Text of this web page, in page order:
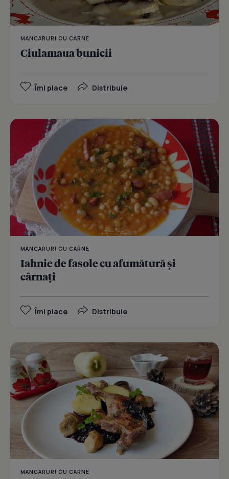
MANCARURI CU CARNE
Ciulamaua bunicii
Îmi place Distribuie
MANCARURI CU CARNE
Iahnie de fasole cu afumătură şi
cârnaţi
Îmi place Distribuie
MANCARURI CU CARNE